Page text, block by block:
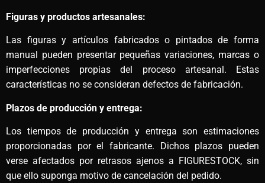
Figuras y productos artesanales:
Las figuras y artículos fabricados o pintados de forma
manual pueden presentar pequeñas variaciones, marcas o
imperfecciones propias del proceso artesanal. Estas
características no se consideran defectos de fabricación.
Plazos de producción y entrega:
Los tiempos de producción y entrega son estimaciones
proporcionadas por el fabricante. Dichos plazos pueden
verse afectados por retrasos ajenos a FIGURESTOCK, sin
que ello suponga motivo de cancelación del pedido.